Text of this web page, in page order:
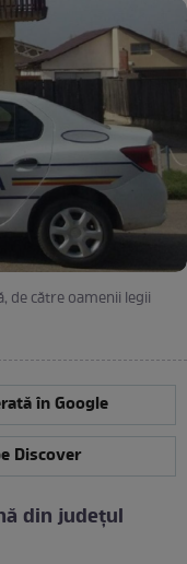
de către oamenii legii
în Google
Discover
din județul